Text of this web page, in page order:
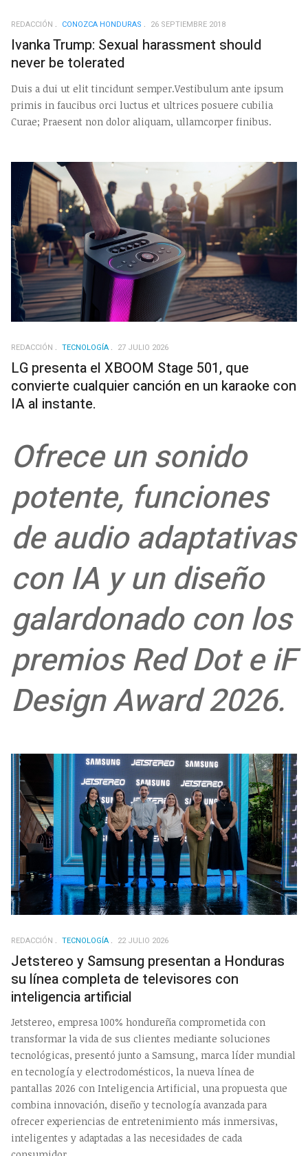
REDACCIÓN CONOZCA HONDURAS 26 SEPTIEMBRE 2018
Ivanka Trump: Sexual harassment should
never be tolerated
Duis a dui ut elit tincidunt semper.Vestibulum ante ipsum
primis in faucibus orci luctus et ultrices posuere cubilia
Curae; Praesent non dolor aliquam, ullamcorper finibus.
REDACCIÓN TECNOLOGÍA 27 JULIO 2026
LG presenta el XBOOM Stage 501, que
convierte cualquier canción en un karaoke con
IA al instante.
Ofrece un sonido
potente, funciones
de audio adaptativas
con IA y un diseño
galardonado con los
premios Red Dot e iF
Design Award 2026.
REDACCIÓN TECNOLOGÍA 22 JULIO 2026
Jetstereo y Samsung presentan a Honduras
su línea completa de televisores con
inteligencia artificial
Jetstereo, empresa 100% hondureña comprometida con
transformar la vida de sus clientes mediante soluciones
tecnológicas, presentó junto a Samsung, marca líder mundial
en tecnología y electrodomésticos, la nueva línea de
pantallas 2026 con Inteligencia Artificial, una propuesta que
combina innovación, diseño y tecnología avanzada para
ofrecer experiencias de entretenimiento más inmersivas,
inteligentes y adaptadas a las necesidades de cada